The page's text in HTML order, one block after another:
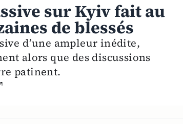
sur Kyiv fait au
de blessés
d’une ampleur inédite,
alors que des discussions
patinent.